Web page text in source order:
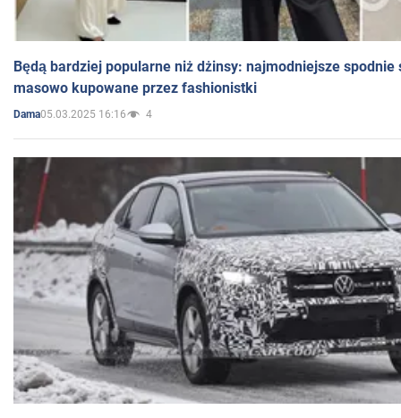
Będą bardziej popularne niż dżinsy: najmodniejsze spodnie
masowo kupowane przez fashionistki
Dama05.03.2025 16:16 4